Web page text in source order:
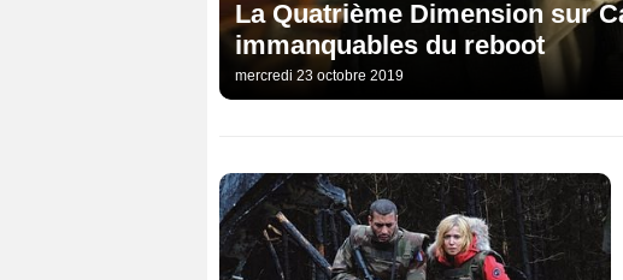
La Quatrième Dimension sur
immanquables du reboot
mercredi 23 octobre 2019